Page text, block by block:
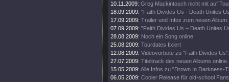
10.11.2009: Greg Mackintosch nicht mit auf
18.09.2009: "Faith Divides Us - Death Unites
17.09.2009: Trailer und Infos zum neuen Album.
07.09.2009: "Faith Divides Us – Death Unites
28.08.2009: Noch ein Song online
25.08.2009: Tourdates fixiert
12.08.2009: Videovorbote zu "Faith Divides Us".
27.07.2009: Titeltrack des neuen Albums online.
15.05.2009: Alle Infos zu "Drown In Darkness-
06.05.2009: Cooler Release für old-school